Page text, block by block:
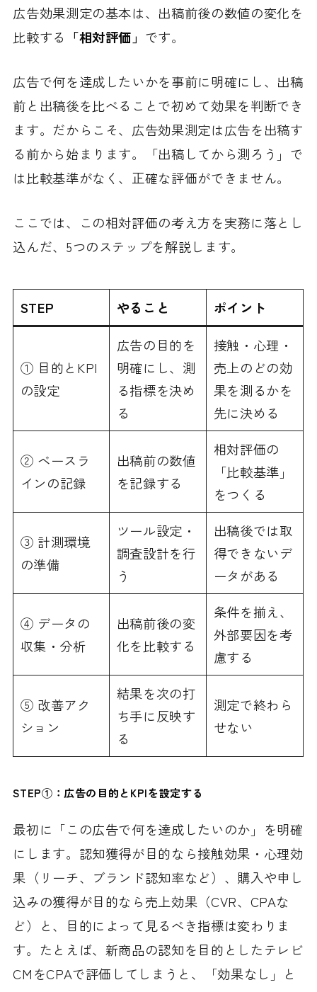
広告効果測定の基本は、出稿前後の数値の変化を
比較する 「相対評価」 です。
広告で何を達成したいかを事前に明確にし、出稿
前と出稿後を比べることで初めて効果を判断でき
ます。だからこそ、広告効果測定は広告を出稿す
る前から始まります。「出稿してから測ろう」で
は比較基準がなく、正確な評価ができません。
ここでは、この相対評価の考え方を実務に落とし
込んだ、5つのステップを解説します。
STEP やること ポイント
① 目的とKPI
の設定
広告の目的を
明確にし、測
る指標を決め
る
接触・心理・
売上のどの効
果を測るかを
先に決める
② ベースラ
インの記録
出稿前の数値
を記録する
相対評価の
「比較基準」
をつくる
③ 計測環境
の準備
ツール設定・
調査設計を行
う
出稿後では取
得できないデ
ータがある
④ データの
収集・分析
出稿前後の変
化を比較する
条件を揃え、
外部要因を考
慮する
⑤ 改善アク
ション
結果を次の打
ち手に反映す
る
測定で終わら
せない
STEP①：広告の目的とKPIを設定する
最初に「この広告で何を達成したいのか」を明確
にします。認知獲得が目的なら接触効果・心理効
果（リーチ、ブランド認知率など）、購入や申し
込みの獲得が目的なら売上効果（CVR、CPAな
ど）と、目的によって見るべき指標は変わりま
す。たとえば、新商品の認知を目的としたテレビ
CMをCPAで評価してしまうと、「効果なし」と